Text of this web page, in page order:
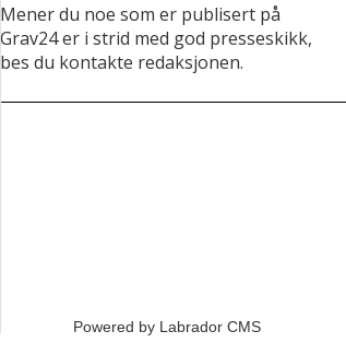
Mener du noe som er publisert på
Grav24 er i strid med god presseskikk,
bes du kontakte redaksjonen.
Powered by Labrador CMS